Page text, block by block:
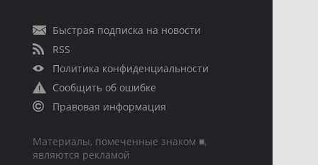
Быстрая подписка на новости
RSS
Политика конфиденциальности
Сообщить об ошибке
Правовая информация
Материалы, помеченные знаком ■,
являются рекламой